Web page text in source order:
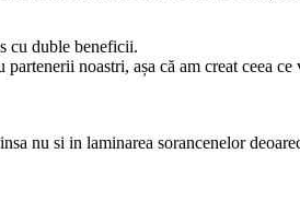
cu duble beneficii.
noastri, așa că am creat ceea ce
nu si in laminarea sorancenelor